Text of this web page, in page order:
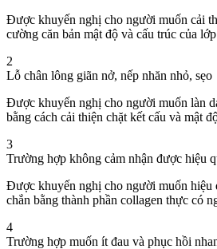
Được khuyến nghị cho người muốn cải
cường căn bản mật độ và cấu trúc của
2
Lỗ chân lông giãn nở, nếp nhăn nhỏ, sẹo
Được khuyến nghị cho người muốn làn
bằng cách cải thiện chặt kết cấu và mật
3
Trường hợp không cảm nhận được hiệu
Được khuyến nghị cho người muốn hiệu
chắn bằng thành phần collagen thực có
4
Trường hợp muốn ít đau và phục hồi